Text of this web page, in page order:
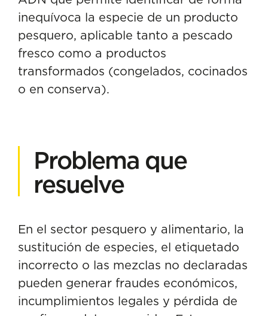
inequívoca la especie de un producto
pesquero, aplicable tanto a pescado
fresco como a productos
transformados (congelados, cocinados
o en conserva).
Problema que
resuelve
En el sector pesquero y alimentario, la
sustitución de especies, el etiquetado
incorrecto o las mezclas no declaradas
pueden generar fraudes económicos,
incumplimientos legales y pérdida de